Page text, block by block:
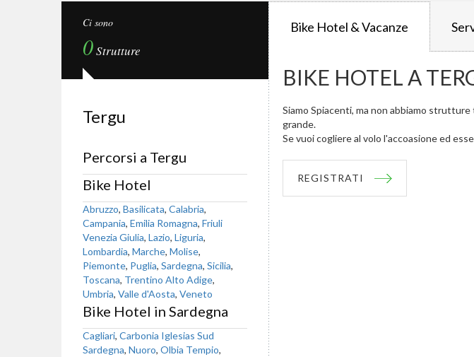
Bike Hotel & Vacanze
BIKE HOTEL A
Siamo Spiacenti, ma non abbiamo
grande.
Se vuoi cogliere al volo l'accoasione ed
REGISTRATI
Ci sono
0Strutture
Tergu
Percorsi a Tergu
Bike Hotel
Abruzzo, Basilicata, Calabria,
Campania, Emilia Romagna, Friuli
Venezia Giulia, Lazio, Liguria,
Lombardia, Marche, Molise,
Piemonte, Puglia, Sardegna, Sicilia,
Toscana, Trentino Alto Adige,
Umbria, Valle d'Aosta, Veneto
Bike Hotel in Sardegna
Cagliari, Carbonia Iglesias Sud
Sardegna, Nuoro, Olbia Tempio,